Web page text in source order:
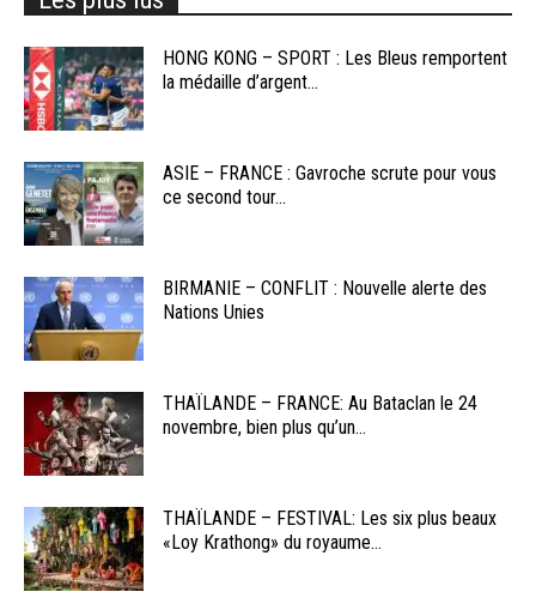
HONG KONG – SPORT : Les Bleus remportent
la médaille d’argent...
ASIE – FRANCE : Gavroche scrute pour vous
ce second tour...
BIRMANIE – CONFLIT : Nouvelle alerte des
Nations Unies
THAÏLANDE – FRANCE: Au Bataclan le 24
novembre, bien plus qu’un...
THAÏLANDE – FESTIVAL: Les six plus beaux
«Loy Krathong» du royaume...